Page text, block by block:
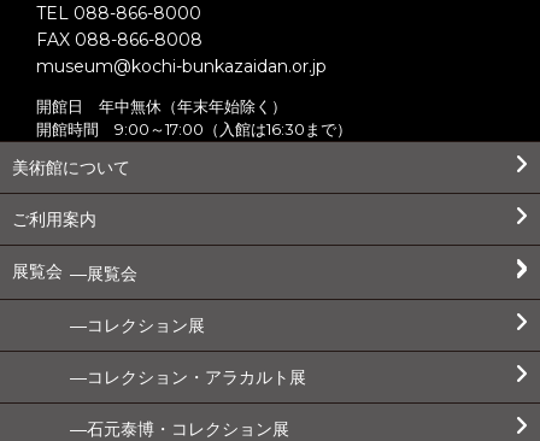
TEL 088-866-8000
FAX 088-866-8008
museum@kochi-bunkazaidan.or.jp
開館日 年中無休（年末年始除く）
開館時間 9:00～17:00（入館は16:30まで）
美術館について
ご利用案内
展覧会 展覧会
コレクション展
コレクション・アラカルト展
石元泰博・コレクション展